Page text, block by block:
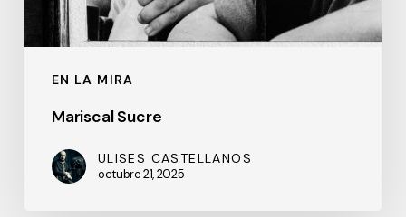
EN LA MIRA
Mariscal Sucre
ULISES CASTELLANOS
octubre 21, 2025